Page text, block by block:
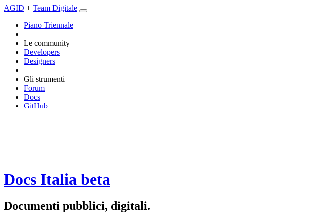
AGID + Team Digitale
Piano Triennale
Le community
Developers
Designers
Gli strumenti
Forum
Docs
GitHub
Docs Italia beta
Documenti pubblici, digitali.